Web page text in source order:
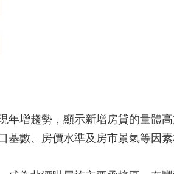
增趨勢，顯示新增房貸的量體
數、房價水準及房市景氣等因素